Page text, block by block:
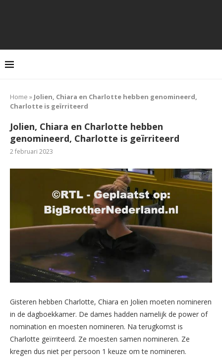
Home » Jolien, Chiara en Charlotte hebben genomineerd,
Charlotte is geïrriteerd
Jolien, Chiara en Charlotte hebben
genomineerd, Charlotte is geïrriteerd
2 februari 2023
Gisteren hebben Charlotte, Chiara en Jolien moeten nomineren
in de dagboekkamer. De dames hadden namelijk de power of
nomination en moesten nomineren. Na terugkomst is
Charlotte geïrriteerd. Ze moesten samen nomineren. Ze
kregen dus niet per persoon 1 keuze om te nomineren.